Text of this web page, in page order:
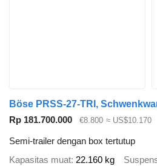
Böse PRSS-27-TRI,
Rp 181.700.000
€8.800 ≈ US$10.170
Semi-trailer dengan box tertutup
Kapasitas muat 22.160 kg